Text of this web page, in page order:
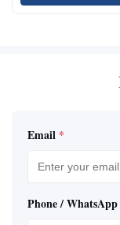
Email *
Phone / WhatsApp